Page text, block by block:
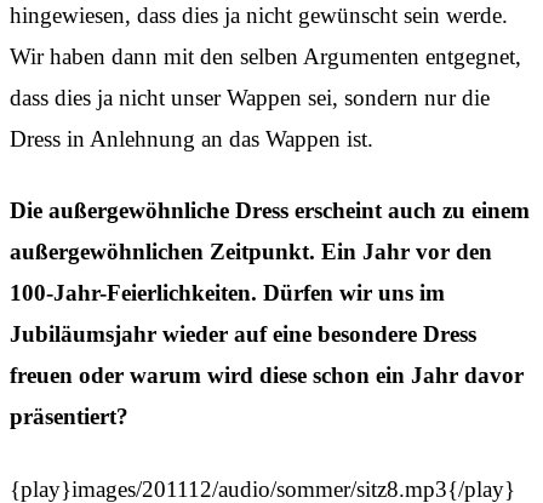
hingewiesen, dass dies ja nicht gewünscht sein werde.
Wir haben dann mit den selben Argumenten entgegnet,
dass dies ja nicht unser Wappen sei, sondern nur die
Dress in Anlehnung an das Wappen ist.
Die außergewöhnliche Dress erscheint auch zu einem
außergewöhnlichen Zeitpunkt. Ein Jahr vor den
100-Jahr-Feierlichkeiten. Dürfen wir uns im
Jubiläumsjahr wieder auf eine besondere Dress
freuen oder warum wird diese schon ein Jahr davor
präsentiert?
{play}images/201112/audio/sommer/sitz8.mp3{/play}